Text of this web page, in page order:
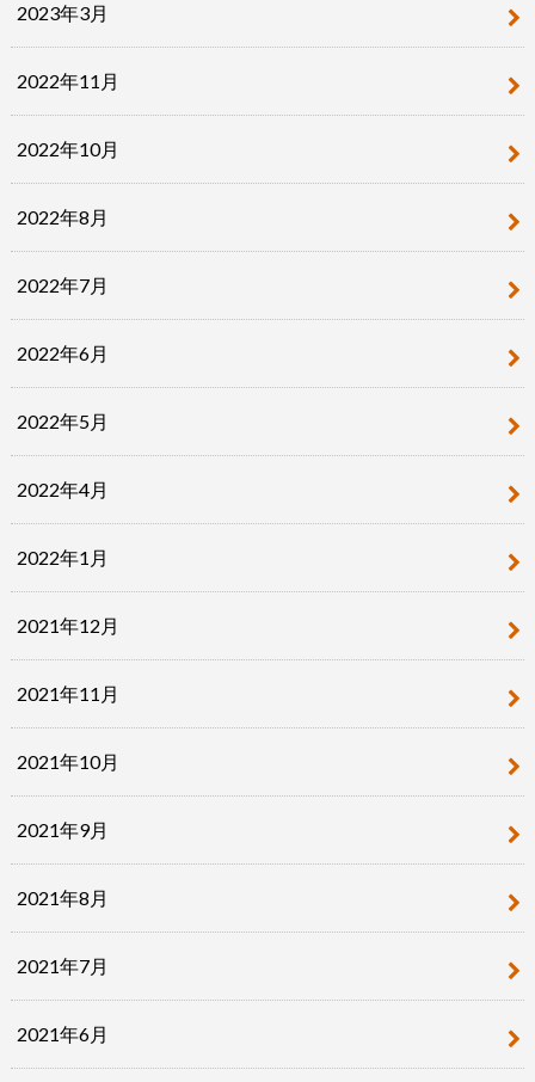
2023年3月
2022年11月
2022年10月
2022年8月
2022年7月
2022年6月
2022年5月
2022年4月
2022年1月
2021年12月
2021年11月
2021年10月
2021年9月
2021年8月
2021年7月
2021年6月